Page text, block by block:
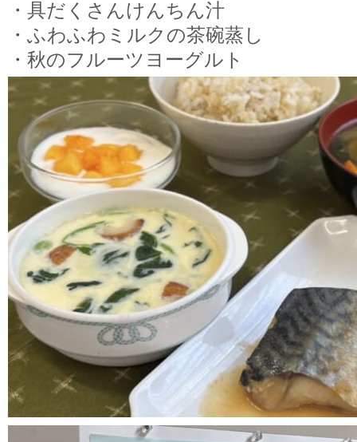
・具だくさんけんちん汁
・ふわふわミルクの茶碗蒸し
・秋のフルーツヨーグルト